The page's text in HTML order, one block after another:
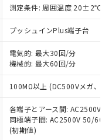
測定条件: 周囲温度 20±2℃、
プッシュインPlus端子台
電気的: 最大30回/分
機械的: 最大60回/分
100MΩ以上 (DC500Vメガ、点
各端子とアース間: AC2500V
同極端子間: AC2500V 50/
(初期値)
御機器事業取扱
よび標準価格
だくもので
商品の中には、
なる商品もある
。
照会結果は、
令（10物質）の
応品を出す予
令（10物質）の
たは確認中の
です。
有部品として
た場合などや
ます。
が中国RoHSの
ます。
が中国RoHSの
します。
売部門へお問
品のうち、外国
定める商品